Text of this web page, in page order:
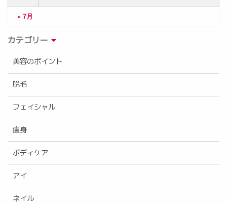
« 7月
カテゴリー
美容のポイント
脱毛
フェイシャル
痩身
ボディケア
アイ
ネイル